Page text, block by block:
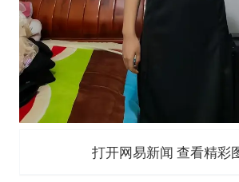
打开网易新闻 查看精彩